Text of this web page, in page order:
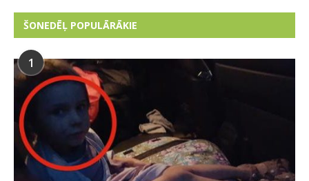
ŠONEDĒĻ POPULĀRĀKIE
1